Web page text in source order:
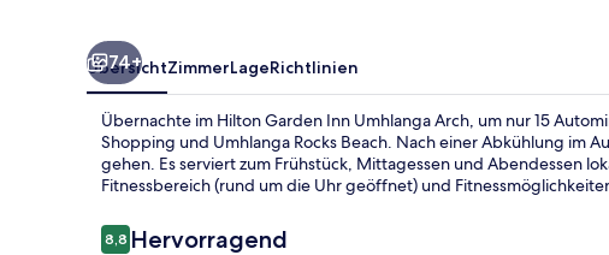
74+
ÜbersichtZimmerLageRichtlinien
Übernachte im Hilton Garden Inn Umhlanga Arch, um nur 15
Shopping und Umhlanga Rocks Beach. Nach einer Abkühlung im
gehen. Es serviert zum Frühstück, Mittagessen und Abendessen
Fitnessbereich (rund um die Uhr geöffnet) und
Bewertungen
8,88,8 von 10.
Hervorragend